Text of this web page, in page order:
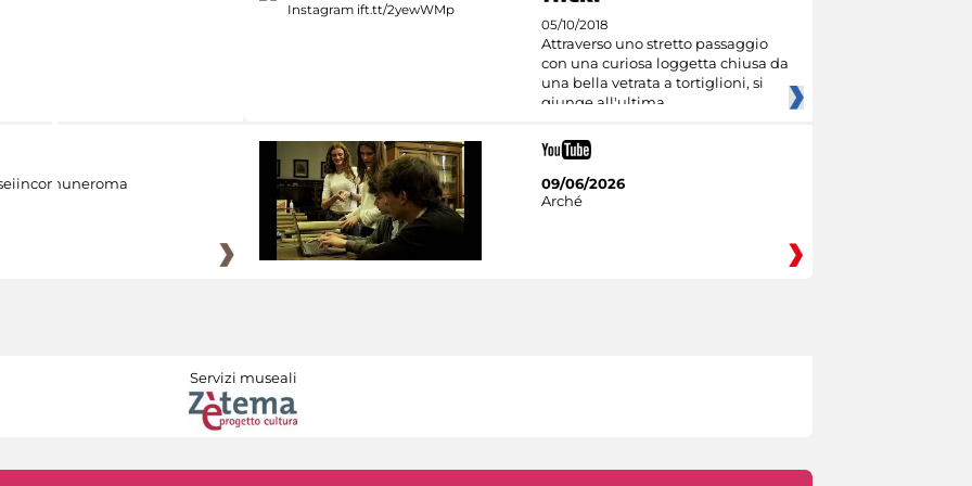
05/10/2018
Attraverso uno stretto passaggio
con una curiosa loggetta chiusa da
una bella vetrata a tortiglioni, si
giunge all'ultima
09/06/2026
Arché
Servizi museali